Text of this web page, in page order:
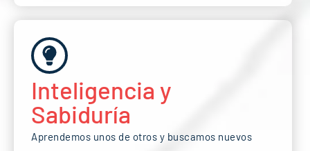
Inteligencia y
Sabiduría
Aprendemos unos de otros y buscamos nuevos